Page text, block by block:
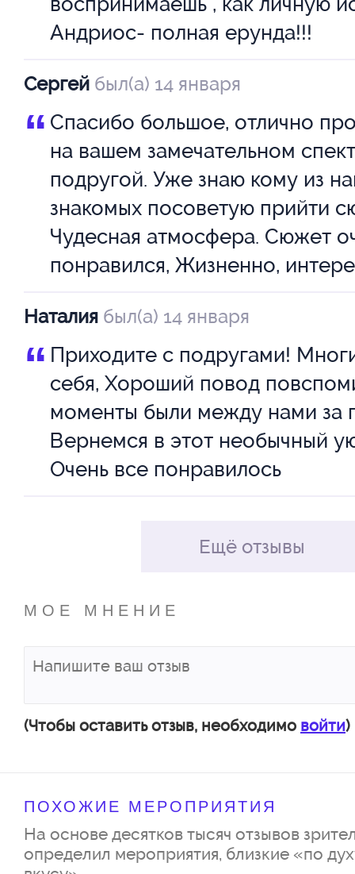
или просто обнимутся и
Действующие лица и
ШАНТАЛЬ - Анна-Мария
Амами
ФЛОРАНС - Анастасия
Волкова
СОФИ - Ивонна Пан \ Алина
Режиссер: Евгений Шамрай.
Продолжительность
Возрастное ограничение 16+
Андриос- полная ерунда!!!
Сергей был(а) 14 января
“ Спасибо большое, отлично
на вашем замечательном
подругой. Уже знаю кому из
знакомых посоветую прийти
Чудесная атмосфера. Сюжет
понравился, Жизненно,
Наталия был(а) 14 января
“ Приходите с подругами!
себя, Хороший повод
моменты были между нами за
Вернемся в этот необычный
Очень все понравилось
Ещё отзывы
МОЕ МНЕНИЕ
(Чтобы оставить отзыв, необходимо войти)
ПОХОЖИЕ МЕРОПРИЯТИЯ
На основе десятков тысяч отзывов
определил мероприятия, близкие «по